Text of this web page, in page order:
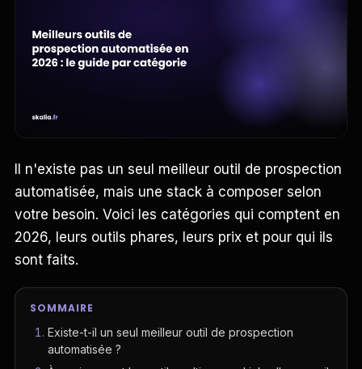
Il n'existe pas un seul meilleur outil de prospection
automatisée, mais une stack à composer selon
votre besoin. Voici les catégories qui comptent en
2026, leurs outils phares, leurs prix et pour qui ils
sont faits.
SOMMAIRE
Existe-t-il un seul meilleur outil de prospection
automatisée ?